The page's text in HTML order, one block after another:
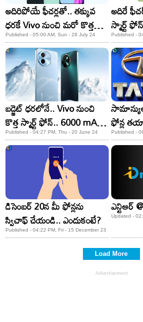
అదిరిపోయే ఫీచర్లతో.. తక్కువ
ధరకే Vivo నుంచి మరో కొత్త
ఫోన్
Published - 05:00 AM, Sun - 28 July 24
అదిరే
స్మార్ట్
Published -
బడ్జెట్ ధరలోనే.. Vivo నుంచి
కొత్త స్మార్ట్ ఫోన్‌.. 6000 mAH
బ్యాటరీతో..
Published - 04:27 PM, Thu - 20 June 24
ఫోన్ల
Published -
డిసెంబర్ 20న మీ ఫోన్లను
స్విచాఫ్ చేయండి.. ఎందుకంటే?
Published - 04:22 PM, Fri - 15 December 23
ఎన్టిఆర్
Updated -
Load More